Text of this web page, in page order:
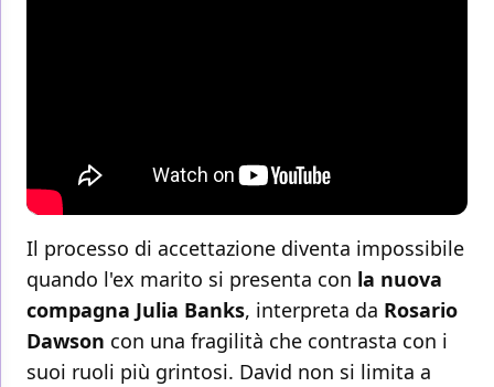
Il processo di accettazione diventa impossibile
quando l'ex marito si presenta con la nuova
compagna Julia Banks, interpreta da Rosario
Dawson con una fragilità che contrasta con i
suoi ruoli più grintosi. David non si limita a